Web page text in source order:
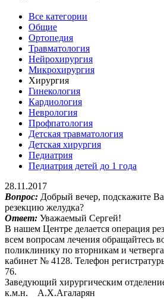
Все категории
Общие
Ортопедия
Травматология
Нейрохирургия
Микрохирургия
Хирургия
Гинекология
Кардиология
Неврология
Профпатология
Детская травматология
Детская хирургия
Педиатрия
Педиатрия детей до 1 года
28.11.2017
Вопрос: Добрый вечер, подскажите
резекцию желудка?
Ответ: Уважаемый Сергей!
В нашем Центре делается операция
всем вопросам лечения обращайтесь
поликлинику по вторникам и
кабинет № 4128. Телефон
76.
Заведующий хирургическим
к.м.н. А.Х.Агаларян